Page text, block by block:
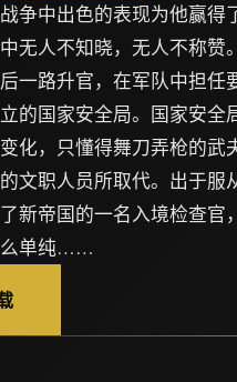
争中出色的表现为他赢得
无人不知晓，无人不称赞
一路升官，在军队中担任
的国家安全局。国家安全
化，只懂得舞刀弄枪的武
文职人员所取代。出于服
新帝国的一名入境检查官
么单纯……